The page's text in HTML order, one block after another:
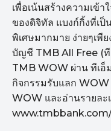
เพื่อเน้นสร้างความเข้
ของดิจิทัล แบงก์กิ้งที่เ
พิเศษมากมาย ง่ายๆเพี
บัญชี TMB All Free (ที
TMB WOW ผ่าน ทีเอ็
กิจกรรมรับแลก
WOW และอ่านรายละ